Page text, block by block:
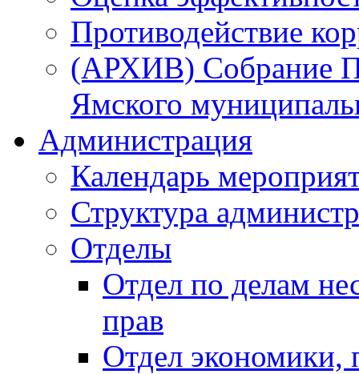
Противодействие
(АРХИВ) Собрание
Ямского
Администрация
Календарь
Структура
Отделы
Отдел по делам
прав
Отдел экономики,